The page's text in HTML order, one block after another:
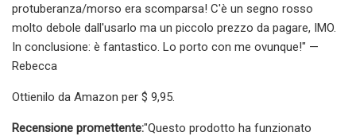
protuberanza/morso era scomparsa! C'è un segno rosso
molto debole dall'usarlo ma un piccolo prezzo da pagare, IMO.
In conclusione: è fantastico. Lo porto con me ovunque!" —
Rebecca
Ottienilo da Amazon per $ 9,95.
Recensione promettente:"Questo prodotto ha funzionato